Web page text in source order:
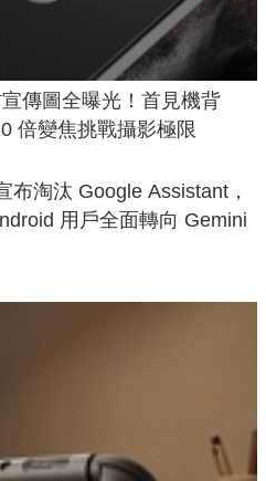
傳圖全曝光！首見機背
倍變焦挑戰攝影極限
布淘汰 Google Assistant，
用戶全面轉向 Gemini